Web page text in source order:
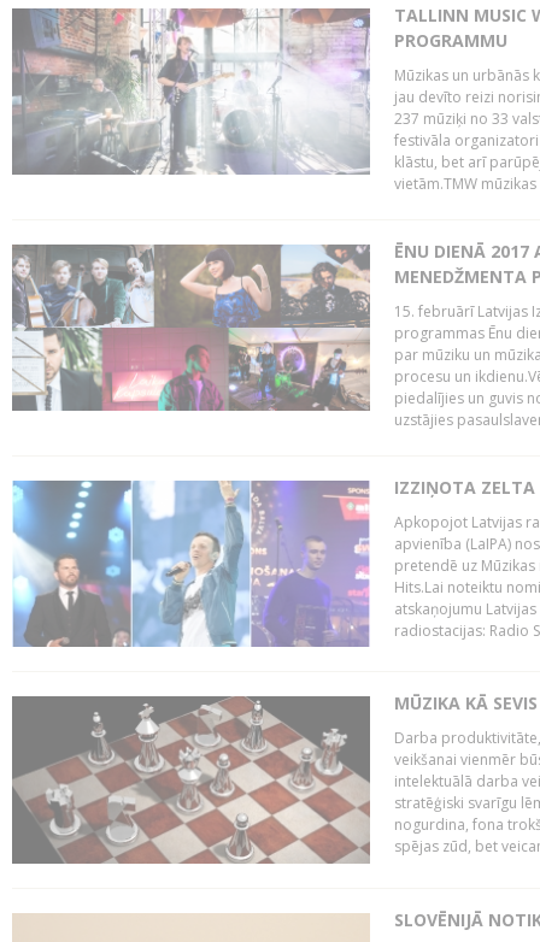
TALLINN MUSIC
PROGRAMMU
Mūzikas un urbānās
jau devīto reizi
237 mūziķi no 33
festivāla
klāstu, bet arī
vietām.TMW
ĒNU DIENĀ 2017
MENEDŽMENTA
15. februārī Latvijas
programmas Ēnu
par mūziku un
procesu un
piedalījies un guvis
uzstājies
IZZIŅOTA ZELTA
Apkopojot Latvijas
apvienība (LaIPA)
pretendē uz
Hits.Lai noteiktu
atskaņojumu
radiostacijas: Radio
MŪZIKA KĀ
Darba
veikšanai vienmēr
intelektuālā darba
stratēģiski svarīgu
nogurdina, fona
spējas zūd, bet
SLOVĒNIJĀ